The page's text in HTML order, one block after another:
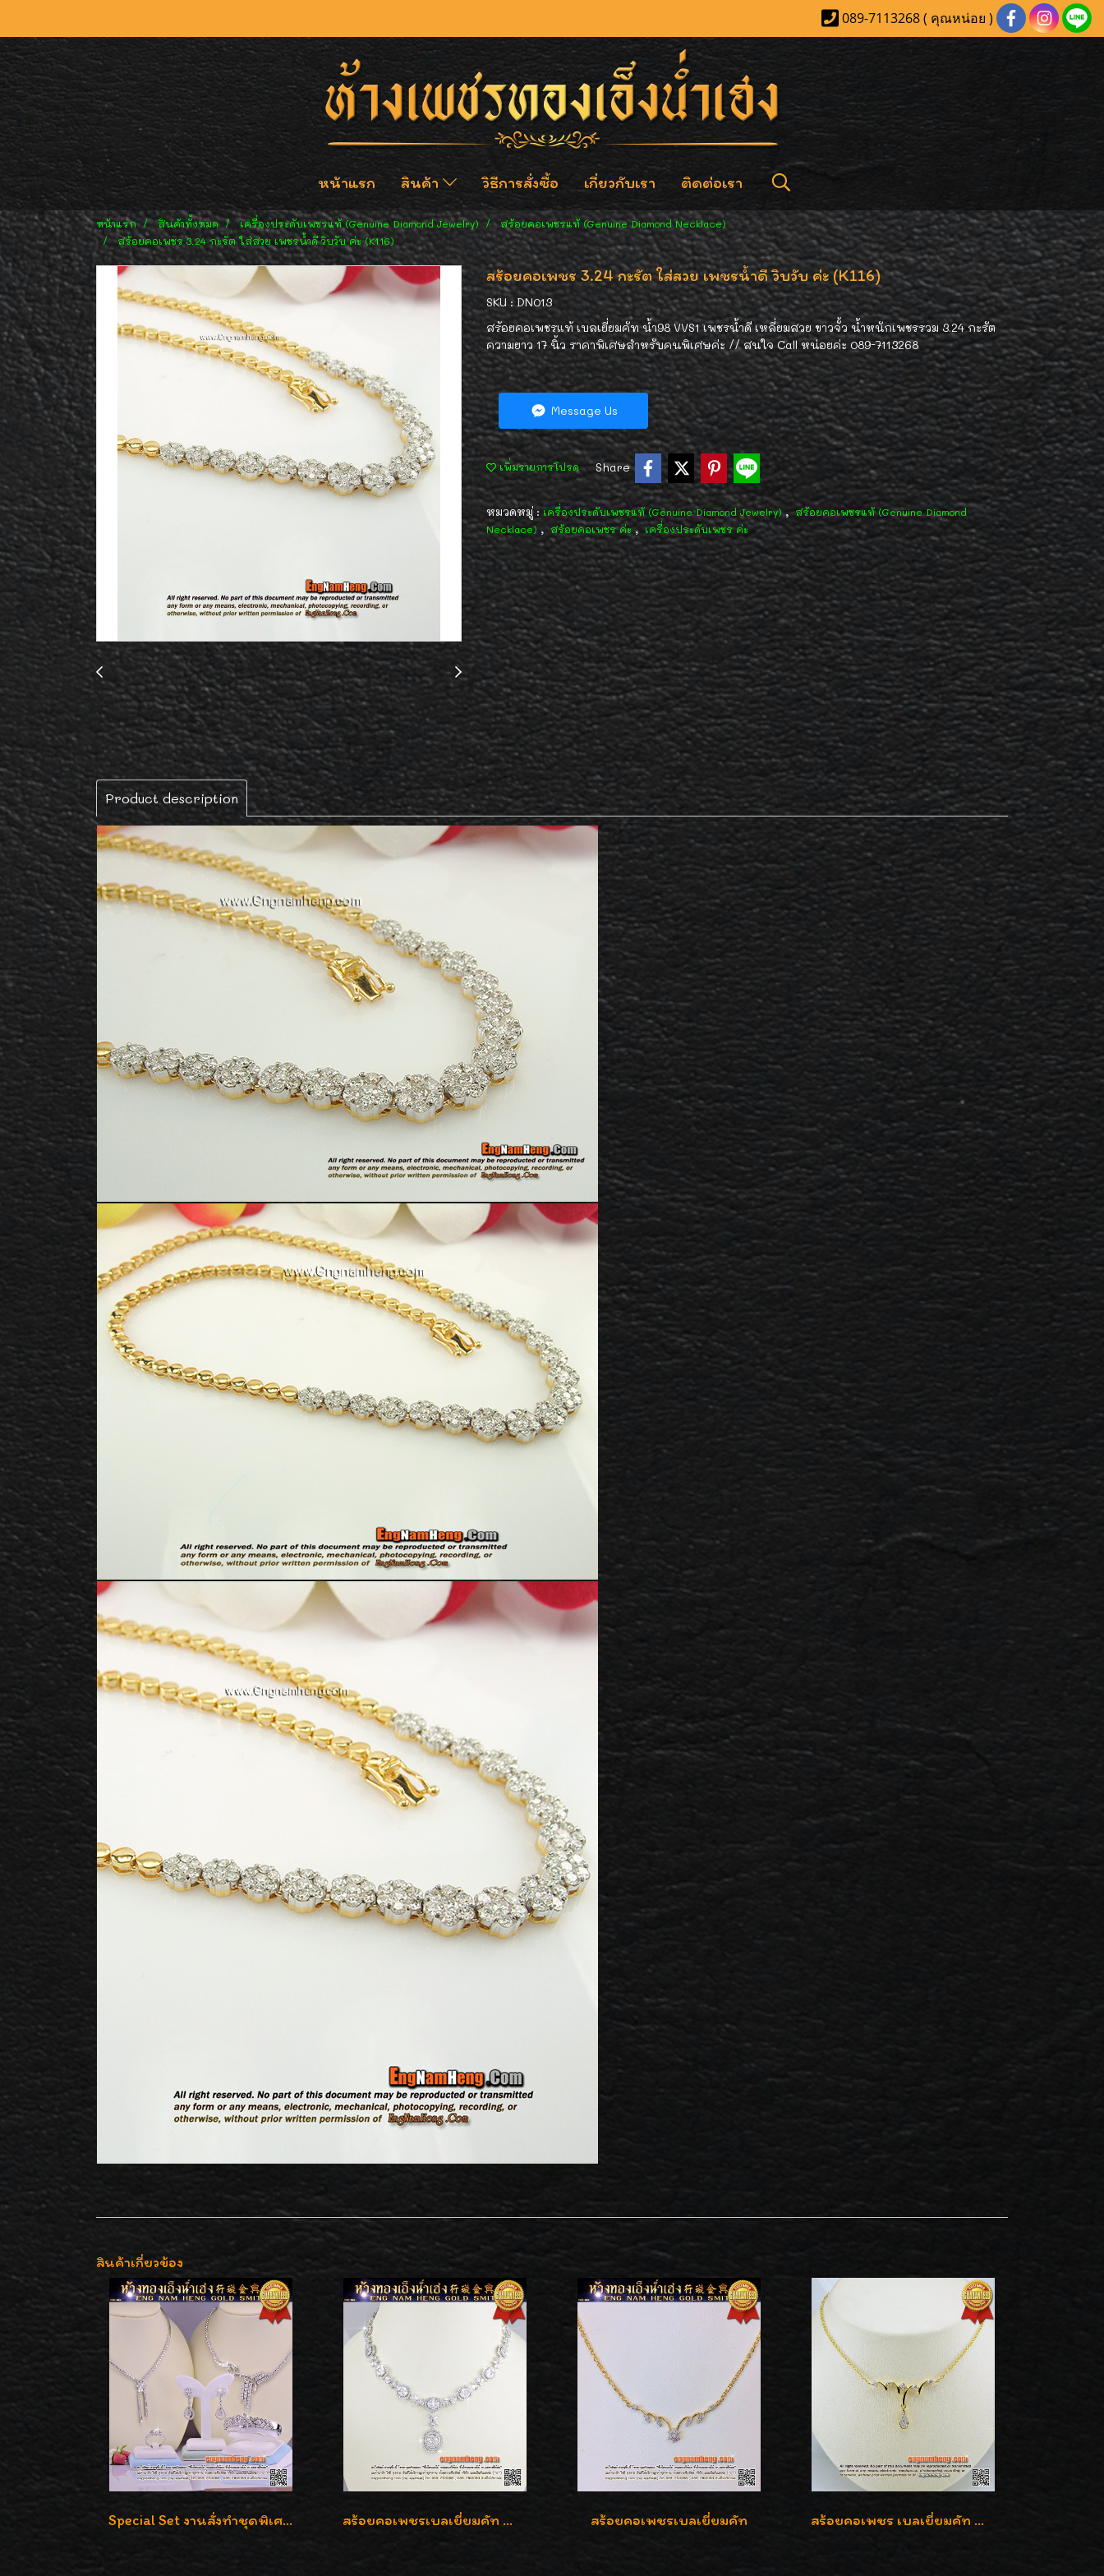
089-7113268 ( คุณหน่อย )
หน้าแรก สินค้า วิธีการสั่งซื้อ เกี่ยวกับเรา ติดต่อเรา
หน้าแรก สินค้าทั้งหมด เครื่องประดับเพชรแท้ (Genuine Diamond Jewelry)
สร้อยคอเพชรแท้ (Genuine Diamond Necklace)
สร้อยคอเพชร 3.24 กะรัต ใส่สวย เพชรน้ำดี วิบวับ ค่ะ (K116)
สร้อยคอเพชร 3.24 กะรัต ใส่สวย เพชรน้ำดี วิบวับ ค่ะ (K116)
SKU : DN013
สร้อยคอเพชรแท้ เบลเยี่ยมคัท น้ำ98 VVS1 เพชรน้ำดี เหลี่ยมสวย ขาวจั้ว น้ำหนักเพชรรวม 3.24 กะรัต
ความยาว 17 นิ้ว ราคาพิเศษสำหรับคนพิเศษค่ะ // สนใจ Call หน่อยค่ะ 089-7113268
Message Us
เพิ่มรายการโปรด Share
หมวดหมู่ : เครื่องประดับเพชรแท้ (Genuine Diamond Jewelry), สร้อยคอเพชรแท้ (Genuine Diamond
Necklace) , สร้อยคอเพชร ค่ะ, เครื่องประดับเพชร ค่ะ
Product description
สินค้าเกี่ยวข้อง
Special Set งานสั่งทำชุดพิเศษ เพชรคัดทุกชิ้น สวยหรูหรา ราคามิตรภาพค่ะ สร้อยคอเพชรเบลเยี่ยมคัท น้ำ 99% E-Color / VVS น้ำหนักเพชรรวม 16.05 กะรัต สร้อยคอเพชรเบลเยี่ยมคัท สร้อยคอเพชร เบลเยี่ยมคัท น้ำ 98% F-Color/VVS รูปแบบหวานใส่สวยดูดีน่ารักสุดๆค่ะ